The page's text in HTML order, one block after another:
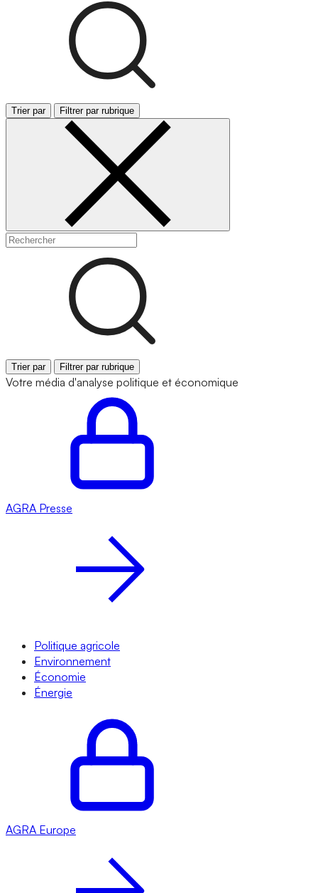
Trier par Filtrer par rubrique
Trier par Filtrer par rubrique
Votre média d'analyse politique et économique
AGRA Presse
Politique agricole
Environnement
Économie
Énergie
AGRA Europe